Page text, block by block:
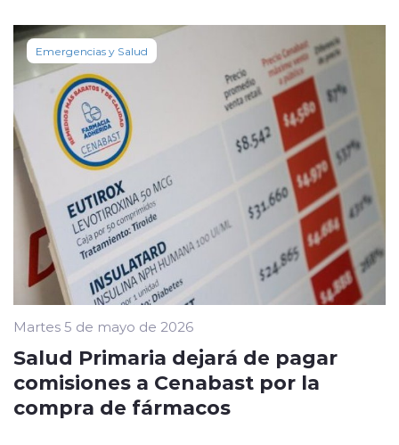
Emergencias y Salud
Martes 5 de mayo de 2026
Salud Primaria dejará de pagar
comisiones a Cenabast por la
compra de fármacos